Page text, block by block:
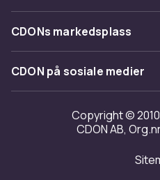
Tilbakekallinger
Varemerker
Om oss
Kundeanmeldelser
Jobbe på CDON
Investor relations
Tilgjengelighet
CDONs markedsplass
Merchant Help Center
CDON på sosiale medier
Copyright ©
CDON AB,